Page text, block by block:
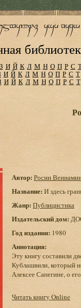
З И Й К Л М Н О П Р С
И Й К Л М Н О П Р С Т
И Й К Л М Н О П Р С Т
Автор: Росин
Название: И здесь
Жанр: Публицистика
Издательский дом:
Год издания: 1980
Аннотация:
Эту книгу составили
Кублашвили, который
Алексее Сапегине, о
Читать книгу Online